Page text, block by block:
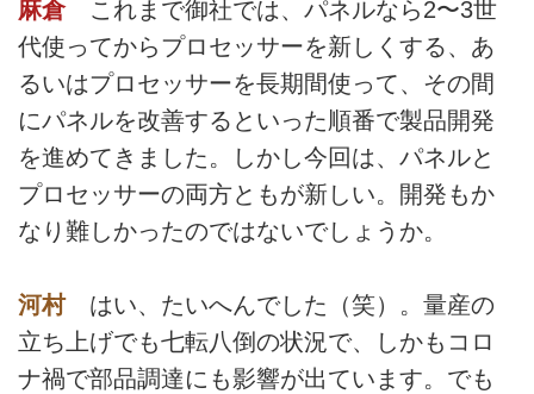
麻倉これまで御社では、パネルなら2〜3世
代使ってからプロセッサーを新しくする、あ
るいはプロセッサーを長期間使って、その間
にパネルを改善するといった順番で製品開発
を進めてきました。しかし今回は、パネルと
プロセッサーの両方ともが新しい。開発もか
なり難しかったのではないでしょうか。
河村はい、たいへんでした（笑）。量産の
立ち上げでも七転八倒の状況で、しかもコロ
ナ禍で部品調達にも影響が出ています。でも